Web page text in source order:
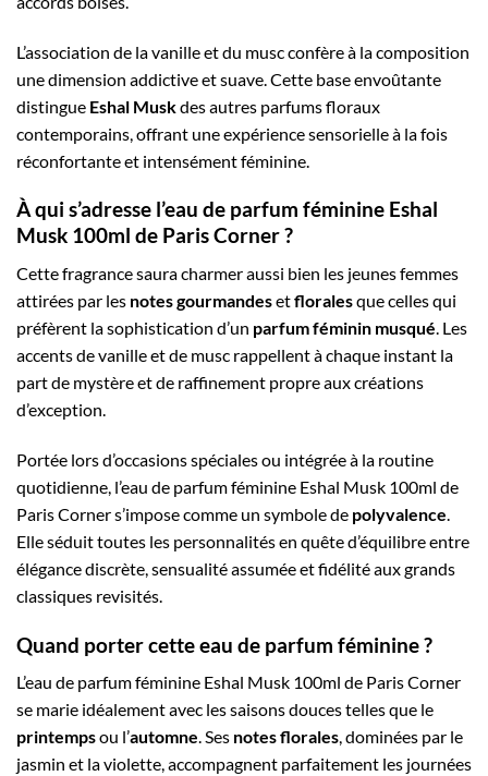
L’association de la vanille et du musc confère à la composition
une dimension addictive et suave. Cette base envoûtante
distingue Eshal Muskdes autres parfums floraux
contemporains, offrant une expérience sensorielle à la fois
réconfortante et intensément féminine.
À qui s’adresse l’eau de parfum féminine Eshal
Musk 100ml de Paris Corner ?
Cette fragrance saura charmer aussi bien les jeunes femmes
attirées par les notes gourmandesetfloralesque celles qui
préfèrent la sophistication d’un parfum féminin musqué. Les
accents de vanille et de musc rappellent à chaque instant la
part de mystère et de raffinement propre aux créations
d’exception.
Portée lors d’occasions spéciales ou intégrée à la routine
quotidienne, l’eau de parfum féminine Eshal Musk 100ml de
Paris Corner s’impose comme un symbole de polyvalence.
Elle séduit toutes les personnalités en quête d’équilibre entre
élégance discrète, sensualité assumée et fidélité aux grands
classiques revisités.
Quand porter cette eau de parfum féminine ?
L’eau de parfum féminine Eshal Musk 100ml de Paris Corner
se marie idéalement avec les saisons douces telles que le
printempsou l’automne. Ses notes florales, dominées par le
jasmin et la violette, accompagnent parfaitement les journées